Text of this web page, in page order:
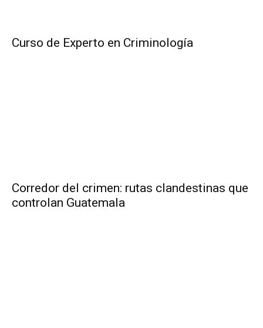
Curso de Experto en Criminología
Corredor del crimen: rutas clandestinas que
controlan Guatemala